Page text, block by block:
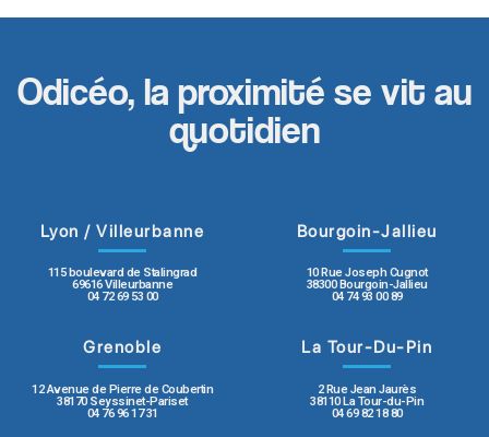
Odicéo, la proximité se vit au
quotidien
Lyon / Villeurbanne
115 boulevard de Stalingrad
69616 Villeurbanne
04 72 69 53 00
Bourgoin-Jallieu
10 Rue Joseph Cugnot
38300 Bourgoin-Jallieu
04 74 93 00 89
Grenoble
12 Avenue de Pierre de Coubertin
38170 Seyssinet-Pariset
04 76 96 17 31
La Tour-Du-Pin
2 Rue Jean Jaurès
38110 La Tour-du-Pin
04 69 82 18 80